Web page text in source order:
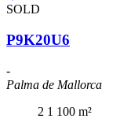
SOLD
P9K20U6
-
Palma de Mallorca
2 1 100 m²